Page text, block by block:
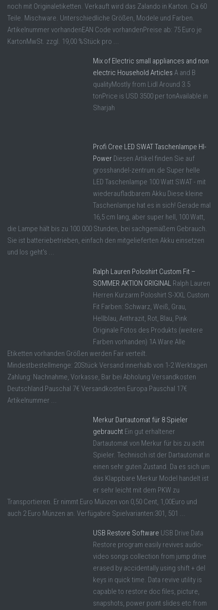
noch mit Originaletiketten. Verkauft wird das Zalando in Karton. Ca 60
Teile. Mischware. Unterschiedliche Größen, Modele und Farben.
Artikelnummer vorhandenEAN Code vorhandenPreise ab: 75 Euro je
KartonMwSt. zzgl. 19,00 %Stück pro ...
Mix of Electric small appliances and non
electric Household Articles A and B
qualityMostly from Lidl Around 3.5
tonPrice is USD 3500 per tonAvailable in
Sharjah
Profi Cree LED SWAT Taschenlampe HI-
Power Diesen Artikel finden Sie auf
grosshandel-zentrum.de Super helle
LED Taschenlampe 100 Watt SWAT - mit
wiederaufladbarem Akku Diese kleine
Taschenlampe hat es in sich! Gerade mal
16,5 cm lang, aber super hell, 100 Watt,
die Lampe hält bis zu 100.000 Stunden, bei sachgemäßem Gebrauch.
Sie ist batteriebetrieben, einfach den mitgelieferten Akku einsetzen
und los geht's ...
Ralph Lauren Poloshirt Custom Fit –
SOMMER AKTION ORIGINAL Ralph Lauren
Herren Kurzarm Poloshirt S-XXL Custom
Fit Farben: Schwarz, Weiß, Grau,
Hellblau, Anthrazit, Rot, Blau, Pink
Originale Fotos des Produkts (weitere
Farben vorhanden) 1A Ware Alle
Etiketten vorhanden Größen werden Fair verteilt.
Mindestbestellmenge: 20Stück Versand innerhalb von 1-2 Werktagen
Zahlung: Nachnahme, Vorkasse, Bar bei Abholung Versandkosten
Deutschland Pauschal 7€ Versandkosten Europa Pauschal 17€
Artikelnummer ...
Merkur Dartautomat für 8 Spieler
gebraucht Ein gut erhaltener
Dartautomat von Merkur für bis zu acht
Spieler. Technisch ist der Dartautomat in
einen sehr guten Zustand. Da es sich um
das Klappbare Merkur Model handelt ist
er sehr leicht mit dem PKW zu
Transportieren. Er nimmt Euro Münzen von 0,50 Cent, 1,00Euro und
auch 2 Euro Münzen an. Verfügabre Spielvarianten:301, 501 ...
USB Restore Software USB Drive Data
Restore program easily revives audio-
video songs collection from jump drive
erased by accidentally using shift + del
keys in quick time. Data revive utility is
capable to restore doc files, picture,
snapshots, power point slides etc from